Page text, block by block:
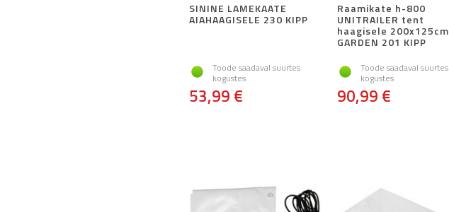
SININE LAMEKAATE
AIAHAAGISELE 230 KIPP
Toode saadaval suurtes
kogustes
53,99 €
Raamikate h-800
UNITRAILER tent
haagisele 200x125cm
GARDEN 201 KIPP
Toode saadaval suurtes
kogustes
90,99 €